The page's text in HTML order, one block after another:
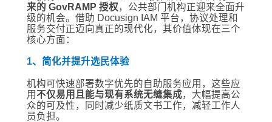
来的 GovRAMP 授权，公共部门机构正迎来全面升
级的机会。借助 Docusign IAM 平台，协议处理和
服务交付正迈向真正的现代化，其价值体现在三个
核心方面：
1、简化并提升选民体验
机构可快速部署数字优先的自助服务应用，这些应
用不仅易用且能与现有系统无缝集成，大幅提高公
众的可及性，同时减少纸质文书工作，减轻工作人
员负担。